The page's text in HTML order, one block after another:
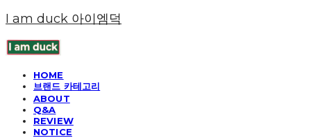
I am duck 아이엠덕
HOME
브랜드 카테고리
ABOUT
Q&A
REVIEW
NOTICE